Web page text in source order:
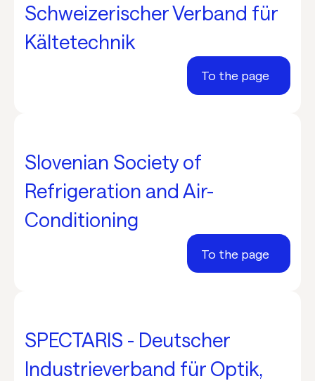
Schweizerischer Verband für
Kältetechnik
To the page
Slovenian Society of
Refrigeration and Air-
Conditioning
To the page
SPECTARIS - Deutscher
Industrieverband für Optik,